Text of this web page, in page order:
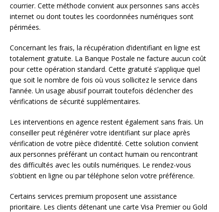
courrier. Cette méthode convient aux personnes sans accès
internet ou dont toutes les coordonnées numériques sont
périmées.
Concernant les frais, la récupération d’identifiant en ligne est
totalement gratuite. La Banque Postale ne facture aucun coût
pour cette opération standard. Cette gratuité s’applique quel
que soit le nombre de fois où vous sollicitez le service dans
l’année. Un usage abusif pourrait toutefois déclencher des
vérifications de sécurité supplémentaires.
Les interventions en agence restent également sans frais. Un
conseiller peut régénérer votre identifiant sur place après
vérification de votre pièce d’identité. Cette solution convient
aux personnes préférant un contact humain ou rencontrant
des difficultés avec les outils numériques. Le rendez-vous
s’obtient en ligne ou par téléphone selon votre préférence.
Certains services premium proposent une assistance
prioritaire. Les clients détenant une carte Visa Premier ou Gold